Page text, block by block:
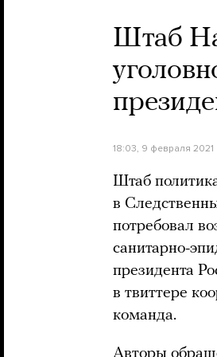
Штаб
18:03, 9 февраля 2021
Штаб
в
потребовал
санитарно-
президента
в твиттере
команда.
Авторы